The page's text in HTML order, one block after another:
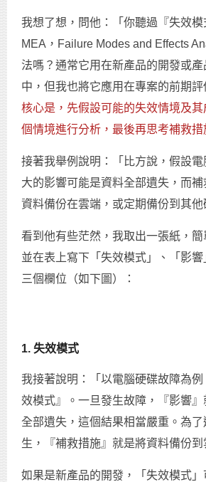
我想了想，問他：「你聽過『失效
MEA，Failure Modes and Effects
法嗎？通常它用在新產品的開發或
中，但我也將它應用在專案的前期評
核心是，先假設可能的失效情境及
個情境進行分析，最後再思考補救措
接著我舉例說明：「比方說，假設
大的影響可能是資料全部遺失，而
資料備份在雲端，或定期備份到其他
看到他有些茫然，我取出一張紙，簡
並在表上寫下「失效模式」、「影響
三個欄位（如下圖）：
1. 失效模式
我接著說明：「以電腦硬碟故障為
效模式』。一旦發生故障，『影響
全部遺失，這個結果相當嚴重。為
生，『補救措施』就是將資料備份到
如果是新產品的開發，「失效模式